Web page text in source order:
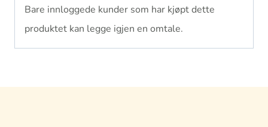
Bare innloggede kunder som har kjøpt dette
produktet kan legge igjen en omtale.